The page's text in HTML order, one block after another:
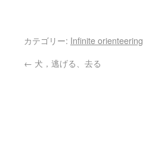
カテゴリー: Infinite orienteering
← 犬，逃げる、去る